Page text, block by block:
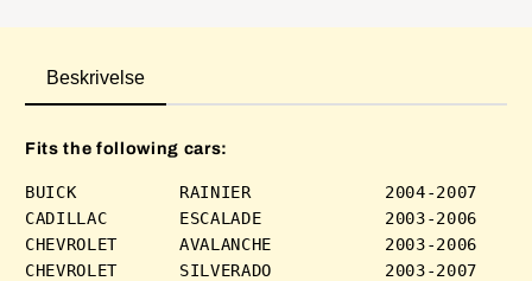
Beskrivelse
Fits the following cars:
BUICK          RAINIER             2004-2007
CADILLAC       ESCALADE            2003-2006
CHEVROLET      AVALANCHE           2003-2006
CHEVROLET      SILVERADO           2003-2007